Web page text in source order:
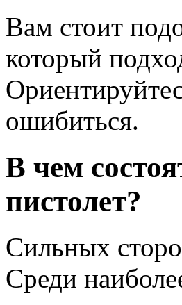
Вам стоит
который
ошибиться.
В чем
пистолет?
Сильных
Среди